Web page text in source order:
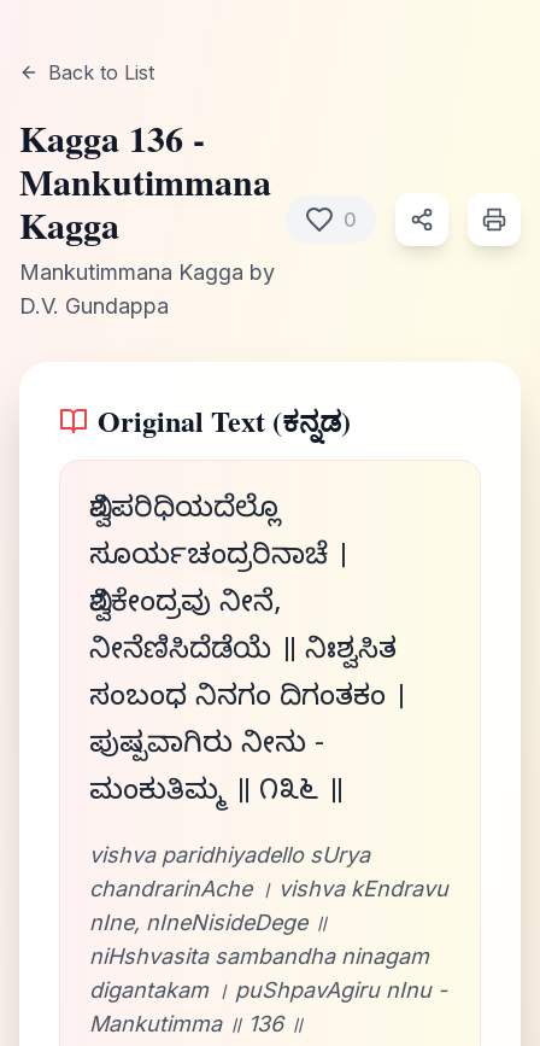
Back to List
Kagga 136 -
Mankutimmana
Kagga
Mankutimmana Kagga by
D.V. Gundappa
0
Original Text (ಕನ್ನಡ)
ವಿಶ್ವಪರಿಧಿಯದೆಲ್ಲೊ
ಸೂರ್ಯಚಂದ್ರರಿನಾಚೆ ।
ವಿಶ್ವಕೇಂದ್ರವು ನೀನೆ,
ನೀನೆಣಿಸಿದೆಡೆಯೆ ॥ ನಿಃಶ್ವಸಿತ
ಸಂಬಂಧ ನಿನಗಂ ದಿಗಂತಕಂ ।
ಪುಷ್ಪವಾಗಿರು ನೀನು -
ಮಂಕುತಿಮ್ಮ ॥ ೧೩೬ ॥
vishva paridhiyadello sUrya
chandrarinAche । vishva kEndravu
nIne, nIneNisideDege ॥
niHshvasita sambandha ninagam
digantakam । puShpavAgiru nInu -
Mankutimma ॥ 136 ॥